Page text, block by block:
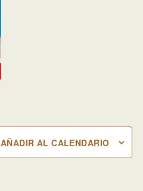
AÑADIR AL CALENDARIO